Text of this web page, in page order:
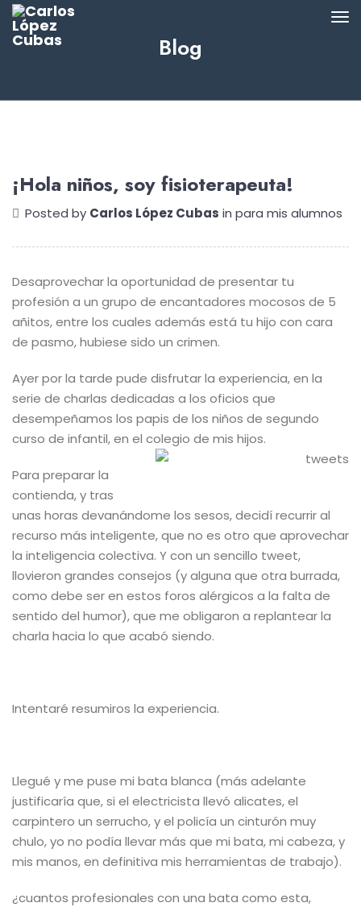
Blog
¡Hola niños, soy fisioterapeuta!
Posted by Carlos López Cubas in para mis alumnos
Desaprovechar la oportunidad de presentar tu
profesión a un grupo de encantadores mocosos de 5
añitos, entre los cuales además está tu hijo con cara
de pasmo, hubiese sido un crimen.
Ayer por la tarde pude disfrutar la experiencia, en la
serie de charlas dedicadas a los oficios que
desempeñamos los papis de los niños de segundo
curso de infantil, en el colegio de mis hijos.
Para preparar la
contienda, y tras
unas horas devanándome los sesos, decidí recurrir al
recurso más inteligente, que no es otro que aprovechar
la inteligencia colectiva. Y con un sencillo tweet,
llovieron grandes consejos (y alguna que otra burrada,
como debe ser en estos foros alérgicos a la falta de
sentido del humor), que me obligaron a replantear la
charla hacia lo que acabó siendo.
Intentaré resumiros la experiencia.
Llegué y me puse mi bata blanca (más adelante
justificaría que, si el electricista llevó alicates, el
carpintero un serrucho, y el policía un cinturón muy
chulo, yo no podía llevar más que mi bata, mi cabeza, y
mis manos, en definitiva mis herramientas de trabajo).
¿cuantos profesionales con una bata como esta,